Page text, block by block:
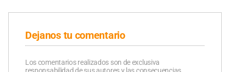
Dejanos tu comentario
Los comentarios realizados son de exclusiva
responsabilidad de sus autores y las consecuencias